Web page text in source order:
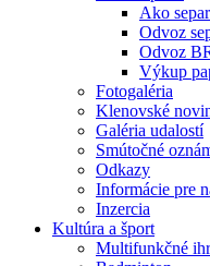
Ako
Odvoz
Odvoz
Výkup
Fotogaléria
Klenovské
Galéria udalostí
Smútočné
Odkazy
Informácie pre
Inzercia
Kultúra a šport
Multifunkčné